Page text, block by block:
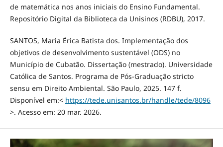
de matemática nos anos iniciais do Ensino Fundamental.
Repositório Digital da Biblioteca da Unisinos (RDBU), 2017.
SANTOS, Maria Érica Batista dos. Implementação dos
objetivos de desenvolvimento sustentável (ODS) no
Município de Cubatão. Dissertação (mestrado). Universidade
Católica de Santos. Programa de Pós-Graduação stricto
sensu em Direito Ambiental. São Paulo, 2025. 147 f.
Disponível em:< https://tede.unisantos.br/handle/tede/8096
>. Acesso em: 20 mar. 2026.